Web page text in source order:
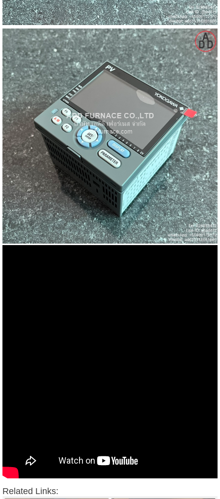
Related Links: